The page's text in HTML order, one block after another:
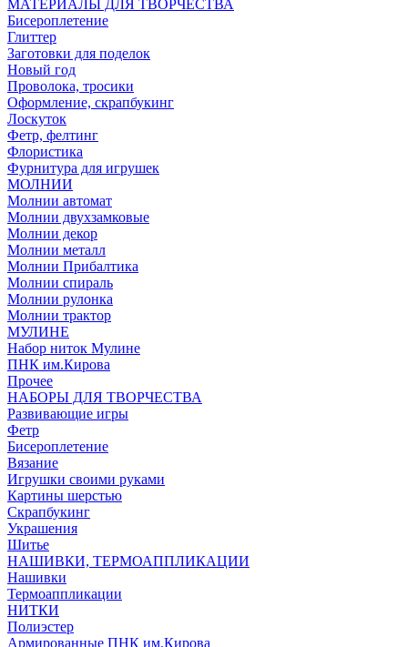
МАТЕРИАЛЫ ДЛЯ ТВОРЧЕСТВА
Бисероплетение
Глиттер
Заготовки для поделок
Новый год
Проволока, тросики
Оформление, скрапбукинг
Лоскуток
Фетр, фелтинг
Флористика
Фурнитура для игрушек
МОЛНИИ
Молнии автомат
Молнии двухзамковые
Молнии декор
Молнии металл
Молнии Прибалтика
Молнии спираль
Молнии рулонка
Молнии трактор
МУЛИНЕ
Набор ниток Мулине
ПНК им.Кирова
Прочее
НАБОРЫ ДЛЯ ТВОРЧЕСТВА
Развивающие игры
Фетр
Бисероплетение
Вязание
Игрушки своими руками
Картины шерстью
Скрапбукинг
Украшения
Шитье
НАШИВКИ, ТЕРМОАППЛИКАЦИИ
Нашивки
Термоаппликации
НИТКИ
Полиэстер
Армированные ПНК им.Кирова